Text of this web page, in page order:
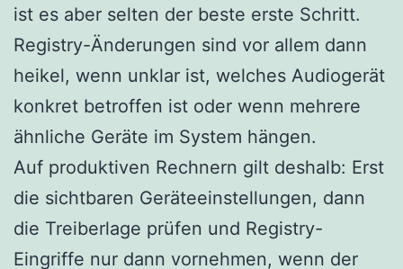
ist es aber selten der beste erste Schritt.
Registry-Änderungen sind vor allem dann
heikel, wenn unklar ist, welches Audiogerät
konkret betroffen ist oder wenn mehrere
ähnliche Geräte im System hängen.
Auf produktiven Rechnern gilt deshalb: Erst
die sichtbaren Geräteeinstellungen, dann
die Treiberlage prüfen und Registry-
Eingriffe nur dann vornehmen, wenn der